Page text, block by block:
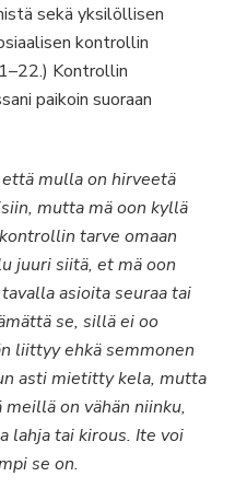
sekä yksilöllisen
kontrollin
Kontrollin
paikoin suoraan
mulla on hirveetä
mutta mä oon kyllä
tarve omaan
juuri siitä, et mä oon
asioita seuraa tai
se, sillä ei oo
liittyy ehkä semmonen
asti mietitty kela, mutta
on vähän niinku,
lahja tai kirous. Ite voi
se on.